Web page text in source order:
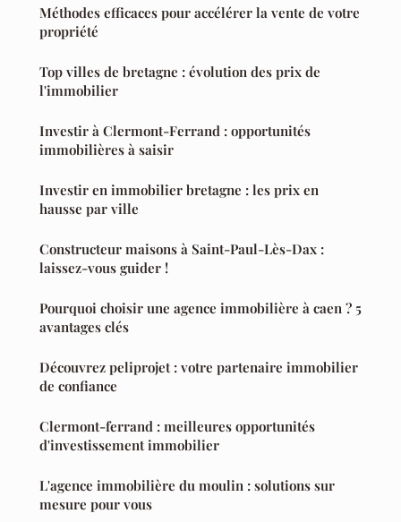
Méthodes efficaces pour accélérer la vente de votre
propriété
Top villes de bretagne : évolution des prix de
l'immobilier
Investir à Clermont-Ferrand : opportunités
immobilières à saisir
Investir en immobilier bretagne : les prix en
hausse par ville
Constructeur maisons à Saint-Paul-Lès-Dax :
laissez-vous guider !
Pourquoi choisir une agence immobilière à caen ? 5
avantages clés
Découvrez peliprojet : votre partenaire immobilier
de confiance
Clermont-ferrand : meilleures opportunités
d'investissement immobilier
L'agence immobilière du moulin : solutions sur
mesure pour vous